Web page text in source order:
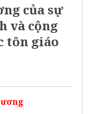
của sự
và cộng
tôn giáo